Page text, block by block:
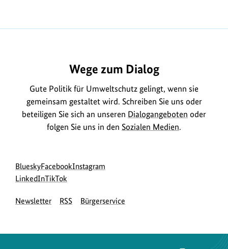
Wege zum Dialog
Gute Politik für Umweltschutz gelingt, wenn sie
gemeinsam gestaltet wird. Schreiben Sie uns oder
beteiligen Sie sich an unseren Dialogangeboten oder
folgen Sie uns in den Sozialen Medien.
Social
Media
Blueskyzur
Bluesky-
des
Facebookzur
des
Instagram
des
LinkedInzur
Seite
zur
Seite
TikTok
Newsletter RSS Bürgerservice